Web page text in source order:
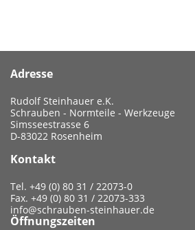
Adresse
Rudolf Steinhauer e.K.
Schrauben - Normteile - Werkzeuge
Simsseestrasse 6
D-83022 Rosenheim
Kontakt
Tel. +49 (0) 80 31 / 22073-0
Fax. +49 (0) 80 31 / 22073-333
info@schrauben-steinhauer.de
Öffnungszeiten